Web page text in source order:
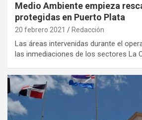
Medio Ambiente empieza
protegidas en Puerto Plata
20 febrero 2021 Redacción
Las áreas intervenidas durante el
las inmediaciones de los sectores La